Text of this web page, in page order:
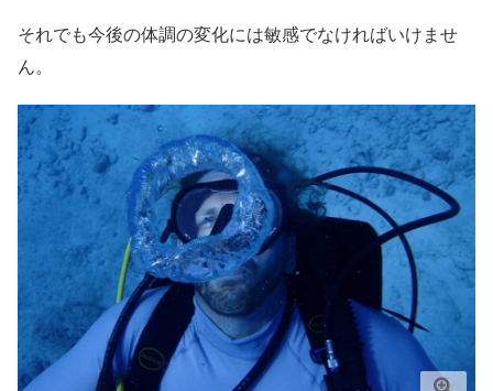
それでも今後の体調の変化には敏感でなければいけませ
ん。